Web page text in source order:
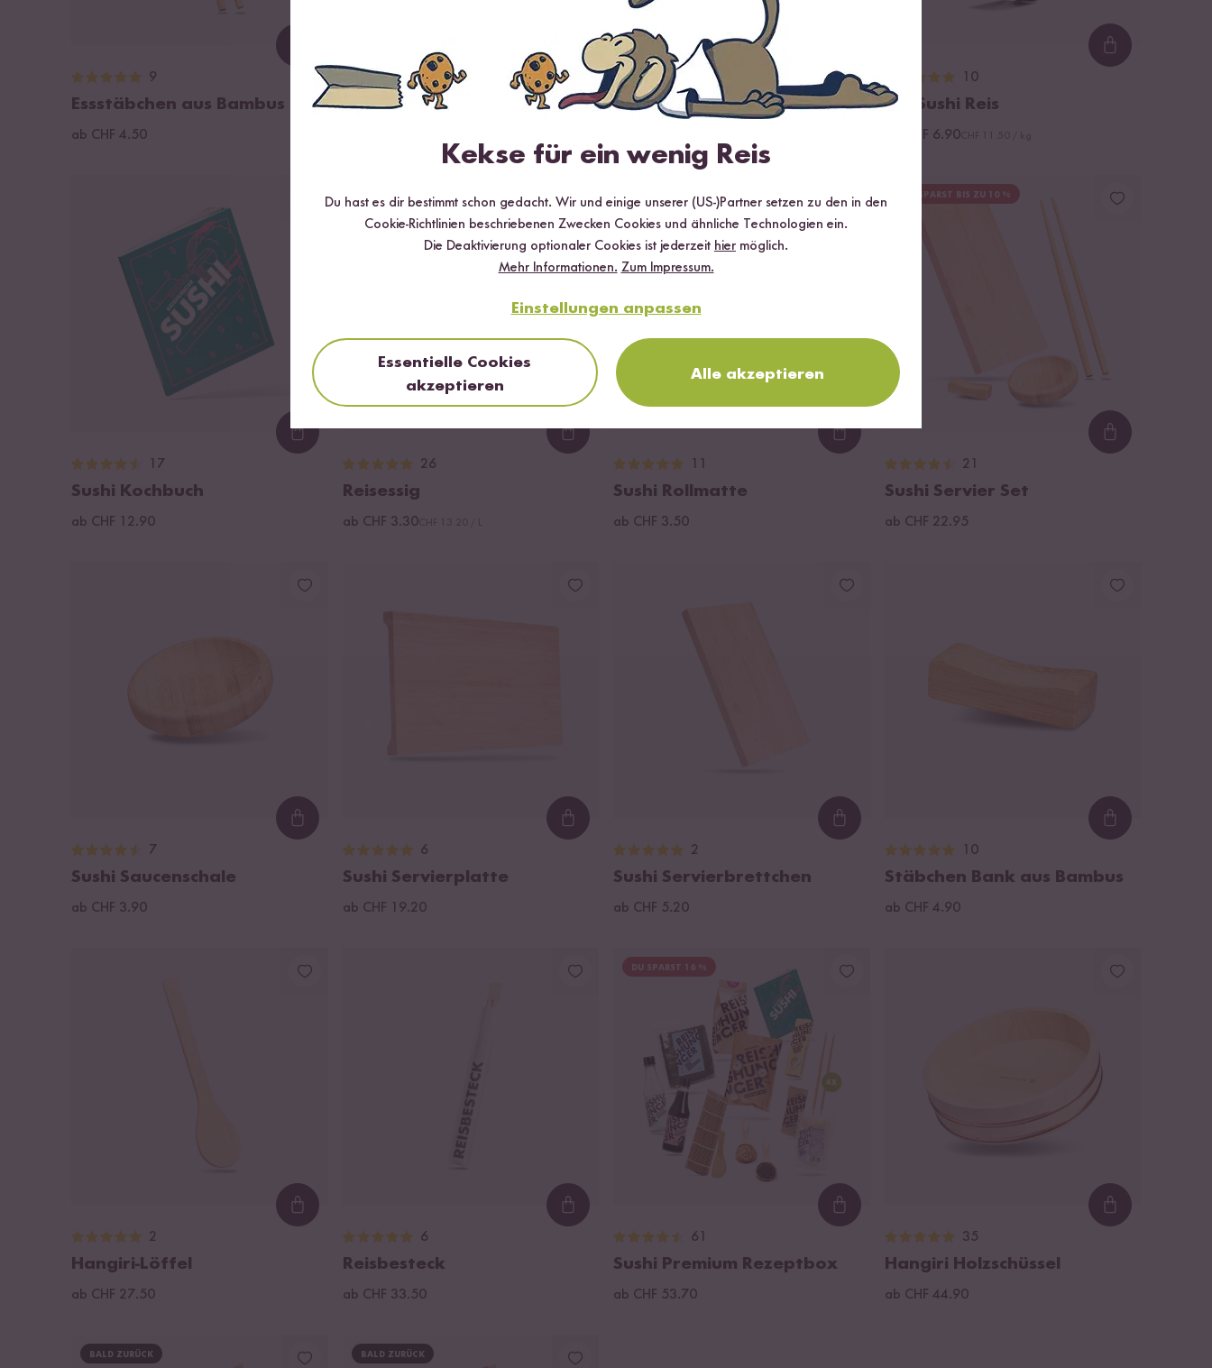
9
Essstäbchen aus Bambus
ab CHF 4.50
Loading...
37
Bio Reispapier Sushi Equipment Box XXL
Loading...
10
Bio Sushi Reis
ab CHF 6.90CHF 11.50 / kg
Loading...
17
Sushi Kochbuch
ab CHF 12.90
DU SPARST BIS ZU 15 %
Loading...
26
Reisessig
ab CHF 3.30CHF 13.20 / L
Loading...
11
Sushi Rollmatte
ab CHF 3.50
DU SPARST BIS ZU 10 %
Loading...
21
Sushi Servier Set
ab CHF 22.95
Loading...
7
Sushi Saucenschale
ab CHF 3.90
Loading...
6
Sushi Servierplatte
ab CHF 19.20
Loading...
2
Sushi Servierbrettchen
ab CHF 5.20
Loading...
10
Stäbchen Bank aus Bambus
ab CHF 4.90
Loading...
2
Hangiri-Löffel
ab CHF 27.50
Loading...
6
Reisbesteck
ab CHF 33.50
DU SPARST 16 %
Loading...
61
Sushi Premium Rezeptbox
ab CHF 53.70
Loading...
35
Hangiri Holzschüssel
ab CHF 44.90
BALD ZURÜCK BALD ZURÜCK
Kekse für ein wenig Reis
Du hast es dir bestimmt schon gedacht. Wir und einige unserer (US-)Partner setzen zu den in den
Cookie-Richtlinien beschriebenen Zwecken Cookies und ähnliche Technologien ein.
Die Deaktivierung optionaler Cookies ist jederzeit hier möglich.
Mehr Informationen. Zum Impressum.
Einstellungen anpassen
Essentielle Cookies
akzeptieren
Alle akzeptieren